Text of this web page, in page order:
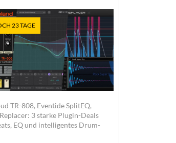
23 TAGE
TR-808, Eventide SplitEQ,
3 starke Plugin-Deals
EQ und intelligentes Drum-